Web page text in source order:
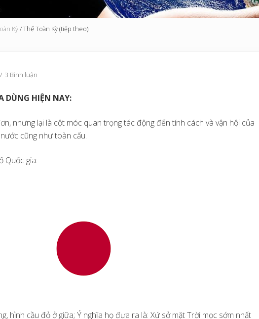
Kỳ/Thế Toàn Kỳ (tiếp theo)
3 Bình luận
DÙNG HIỆN NAY:
nhưng lại là cột móc quan trọng tác động đến tính cách và vận hội của
cũng như toàn cấu.
Quốc gia:
hình cầu đỏ ở giữa; Ý nghĩa họ đưa ra là: Xứ sở mặt Trời mọc sớm nhất